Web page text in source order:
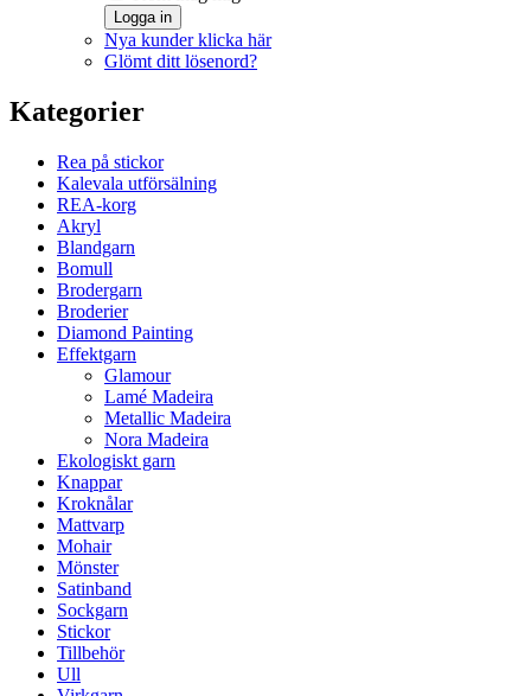
Logga in
Nya kunder klicka här
Glömt ditt lösenord?
Kategorier
Rea på stickor
Kalevala utförsälning
REA-korg
Akryl
Blandgarn
Bomull
Brodergarn
Broderier
Diamond Painting
Effektgarn
Glamour
Lamé Madeira
Metallic Madeira
Nora Madeira
Ekologiskt garn
Knappar
Kroknålar
Mattvarp
Mohair
Mönster
Satinband
Sockgarn
Stickor
Tillbehör
Ull